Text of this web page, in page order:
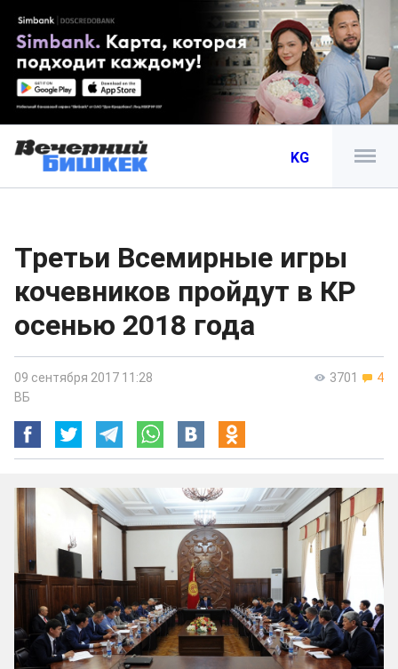
KG
Третьи Всемирные игры
кочевников пройдут в КР
осенью 2018 года
3701 4
09 сентября 2017 11:28
ВБ